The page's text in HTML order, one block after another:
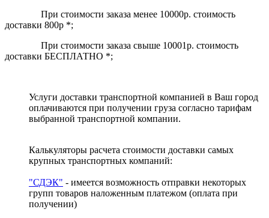
При стоимости заказа менее 10000р. стоимость
доставки 800р *;
При стоимости заказа свыше 10001р. стоимость
доставки БЕСПЛАТНО *;
Услуги доставки транспортной компанией в Ваш город
оплачиваются при получении груза согласно тарифам
выбранной транспортной компании.
Калькуляторы расчета стоимости доставки самых
крупных транспортных компаний:
"СДЭК" - имеется возможность отправки некоторых
групп товаров наложенным платежом (оплата при
получении)